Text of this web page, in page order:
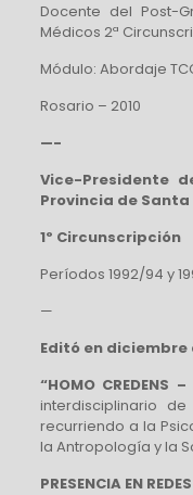
Docente del Post-
Médicos 2ª
Módulo: Abordaje
Rosario – 2010
—-
Vice-Presidente
Provincia de Santa
1º Circunscripción
Períodos 1992/94 y
—
Editó en diciembre
“HOMO
interdisciplinario
recurriendo a la
la Antropología y la
PRESENCIA EN